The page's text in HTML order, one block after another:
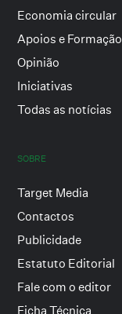
Economia circular
Apoios e Formação
Opinião
Iniciativas
Todas as notícias
SOBRE
Target Media
Contactos
Publicidade
Estatuto Editorial
Fale com o editor
Ficha Técnica